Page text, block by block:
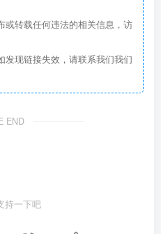
或转载任何违法的相关信息，访
发现链接失效，请联系我们我们
END
持一下吧